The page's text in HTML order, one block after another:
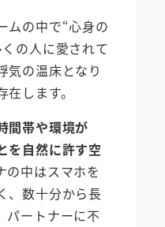
ムの中で“心身の
の人に愛されて
気の温床となり
します。
間帯や環境が
を自然に許す空
の中はスマホを
、数十分から長
パートナーに不